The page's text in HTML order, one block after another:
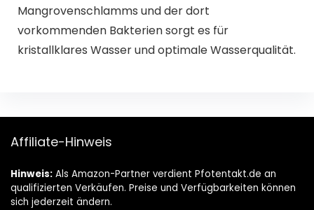
Mangrovenschlamms und der dort
vorkommenden Bakterien sorgt es für
kristallklares Wasser und optimale Wasserqualität.
Affiliate-Hinweis
Hinweis: Als Amazon-Partner verdient Pfotentakt.de an
qualifizierten Verkäufen. Preise und Verfügbarkeiten können
sich jederzeit ändern.